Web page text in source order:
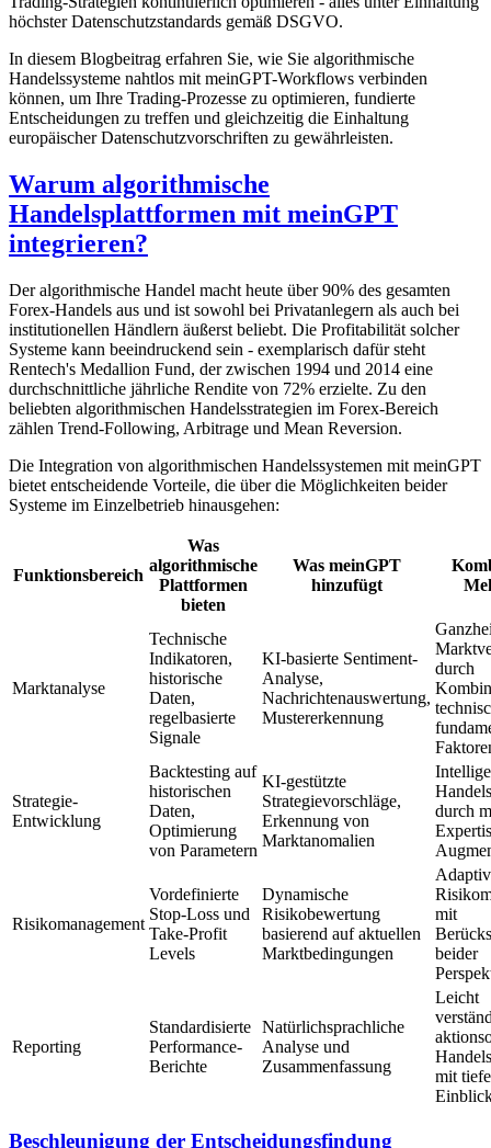
höchster Datenschutzstandards gemäß DSGVO.
In diesem Blogbeitrag erfahren Sie, wie Sie algorithmische
Handelssysteme nahtlos mit meinGPT-Workflows verbinden
können, um Ihre Trading-Prozesse zu optimieren, fundierte
Entscheidungen zu treffen und gleichzeitig die Einhaltung
europäischer Datenschutzvorschriften zu gewährleisten.
Warum algorithmische
Handelsplattformen mit meinGPT
integrieren?
Der algorithmische Handel macht heute über 90% des gesamten
Forex-Handels aus und ist sowohl bei Privatanlegern als auch bei
institutionellen Händlern äußerst beliebt. Die Profitabilität solcher
Systeme kann beeindruckend sein - exemplarisch dafür steht
Rentech's Medallion Fund, der zwischen 1994 und 2014 eine
durchschnittliche jährliche Rendite von 72% erzielte. Zu den
beliebten algorithmischen Handelsstrategien im Forex-Bereich
zählen Trend-Following, Arbitrage und Mean Reversion.
Die Integration von algorithmischen Handelssystemen mit meinGPT
bietet entscheidende Vorteile, die über die Möglichkeiten beider
Systeme im Einzelbetrieb hinausgehen:
Funktionsbereich
Was
algorithmische
Plattformen
bieten
Was meinGPT
hinzufügt
Marktanalyse
Technische
Indikatoren,
historische
Daten,
regelbasierte
Signale
KI-basierte Sentiment-
Analyse,
Nachrichtenauswertung,
Mustererkennung
durch
Strategie-
Entwicklung
Backtesting auf
historischen
Daten,
Optimierung
von Parametern
KI-gestützte
Strategievorschläge,
Erkennung von
Marktanomalien
durch
Risikomanagement
Vordefinierte
Stop-Loss und
Take-Profit
Levels
Dynamische
Risikobewertung
basierend auf aktuellen
Marktbedingungen
mit
beider
Reporting
Standardisierte
Performance-
Berichte
Natürlichsprachliche
Analyse und
Zusammenfassung
Leicht
mit
Beschleunigung der Entscheidungsfindung